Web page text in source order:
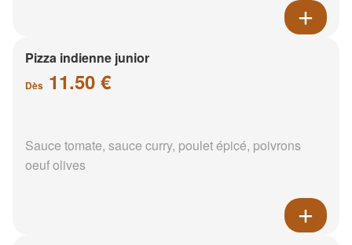
Pizza indienne junior
Dès 11.50 €
Sauce tomate, sauce curry, poulet épicé, poivrons
oeuf olives